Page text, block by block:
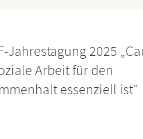
Jahrestagung 2025
Arbeit für den
essenziell ist“